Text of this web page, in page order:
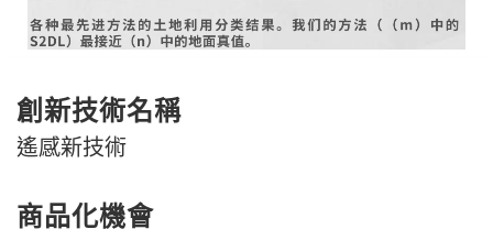
創新技術名稱
遙感新技術
商品化機會